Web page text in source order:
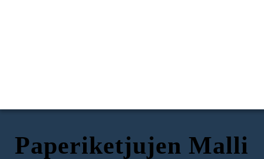
Paperiketjujen Malli